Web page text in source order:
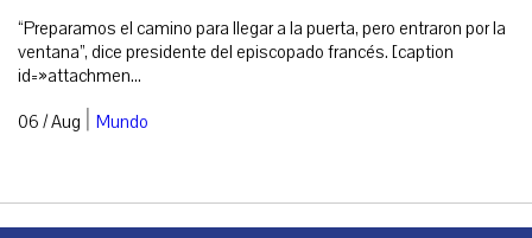
“Preparamos el camino para llegar a la puerta, pero entraron por la
ventana”, dice presidente del episcopado francés. [caption
id=»attachmen...
06 / Aug | Mundo